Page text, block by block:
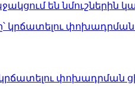
են նմուշներին
փոխադրման